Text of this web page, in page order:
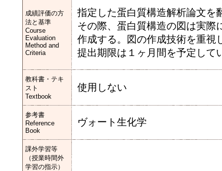
成績評価の方
法と基準
Course
Evaluation
Method and
Criteria
指定した蛋白質構造解析論文を
その際、蛋白質構造の図は実際
作成する。図の作成技術を重視
提出期限は１ヶ月間を予定して
教科書・テキ
スト
Textbook
使用しない
参考書
Reference
Book
ヴォート生化学
課外学習等
（授業時間外
学習の指示）